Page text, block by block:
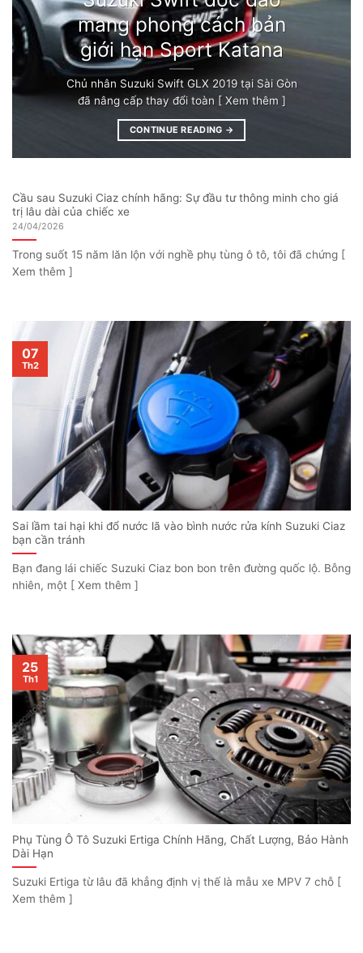
mang phong cách bản
giới hạn Sport Katana
Chủ nhân Suzuki Swift GLX 2019 tại Sài Gòn
đã nâng cấp thay đổi toàn [ Xem thêm ]
CONTINUE READING →
Cầu sau Suzuki Ciaz chính hãng: Sự đầu tư thông minh cho giá
trị lâu dài của chiếc xe
24/04/2026
Trong suốt 15 năm lăn lộn với nghề phụ tùng ô tô, tôi đã chứng [
Xem thêm ]
Sai lầm tai hại khi đổ nước lã vào bình nước rửa kính Suzuki Ciaz
bạn cần tránh
Bạn đang lái chiếc Suzuki Ciaz bon bon trên đường quốc lộ. Bỗng
nhiên, một [ Xem thêm ]
07
Th2
Phụ Tùng Ô Tô Suzuki Ertiga Chính Hãng, Chất Lượng, Bảo Hành
Dài Hạn
Suzuki Ertiga từ lâu đã khẳng định vị thế là mẫu xe MPV 7 chỗ [
Xem thêm ]
25
Th1